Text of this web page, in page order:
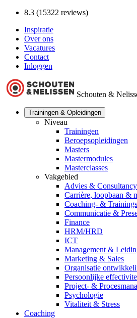
8.3 (15322 reviews)
Inspiratie
Over ons
Vacatures
Contact
Inloggen
Schouten &
Trainingen & Opleidingen
Niveau
Trainingen
Beroepsopleidingen
Masters
Mastermodules
Masterclasses
Vakgebied
Advies & Consultancy
Carrière, loopbaan &
Coaching- &
Communicatie &
Finance
HRM/HRD
ICT
Management &
Marketing & Sales
Organisatie
Persoonlijke
Project- &
Psychologie
Vitaliteit & Stress
Coaching